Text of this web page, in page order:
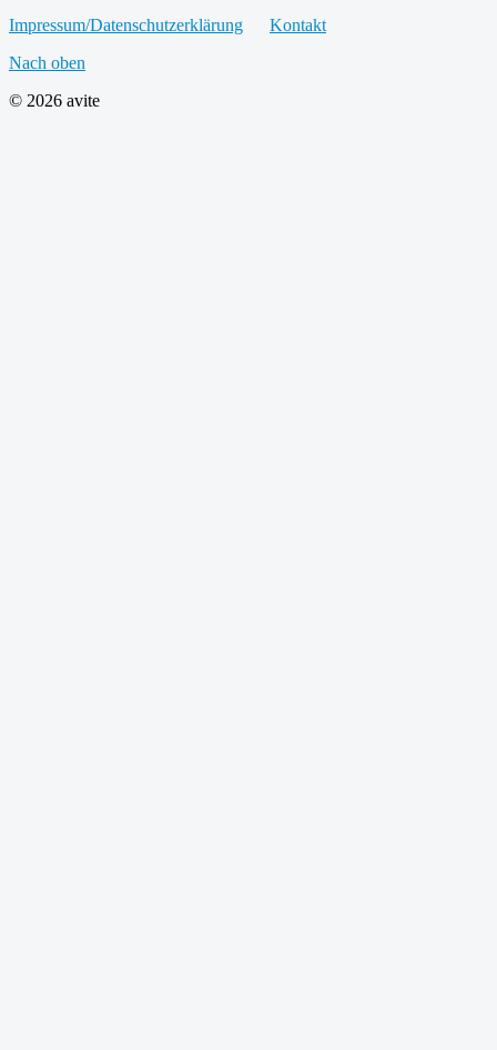
Impressum/Datenschutzerklärung
Kontakt
Nach oben
© 2026 avite